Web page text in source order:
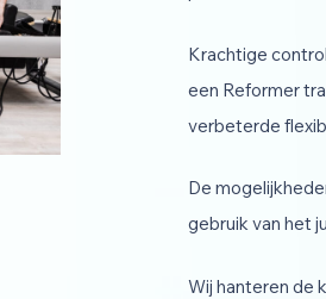
Krachtige
een Reformer
verbeterde
De
gebruik van het
Wij hanteren de